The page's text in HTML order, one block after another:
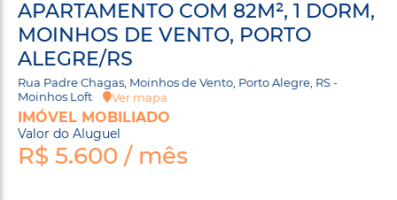
APARTAMENTO COM 82M², 1 DORM,
MOINHOS DE VENTO, PORTO
ALEGRE/RS
Rua Padre Chagas, Moinhos de Vento, Porto Alegre, RS -
Moinhos Loft
Ver mapa
IMÓVEL MOBILIADO
Valor do Aluguel
R$ 5.600 / mês